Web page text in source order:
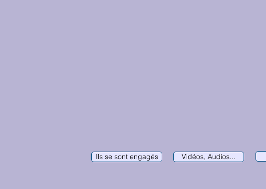
Ils se sont engagés Vidéos, Audios...